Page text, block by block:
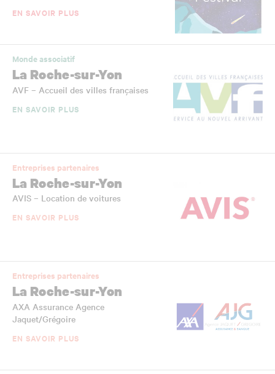
EN SAVOIR PLUS
Monde associatif
La Roche-sur-Yon
AVF – Accueil des villes françaises
EN SAVOIR PLUS
Entreprises partenaires
La Roche-sur-Yon
AVIS – Location de voitures
EN SAVOIR PLUS
Entreprises partenaires
La Roche-sur-Yon
AXA Assurance Agence
Jaquet/Grégoire
EN SAVOIR PLUS